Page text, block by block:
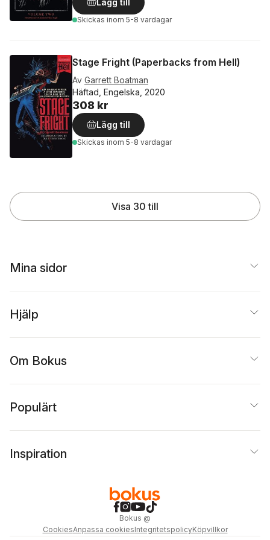
Lägg till
Skickas inom 5-8 vardagar
Stage Fright (Paperbacks from Hell)
Av Garrett Boatman
Häftad, Engelska, 2020
308 kr
Lägg till
Skickas inom 5-8 vardagar
Visa 30 till
Mina sidor
Hjälp
Om Bokus
Populärt
Inspiration
Bokus @
CookiesAnpassa cookiesIntegritetspolicyKöpvillkor